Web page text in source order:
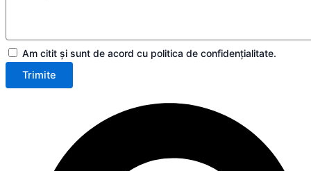
Am citit și sunt de acord cu politica de confidențialitate.
Trimite